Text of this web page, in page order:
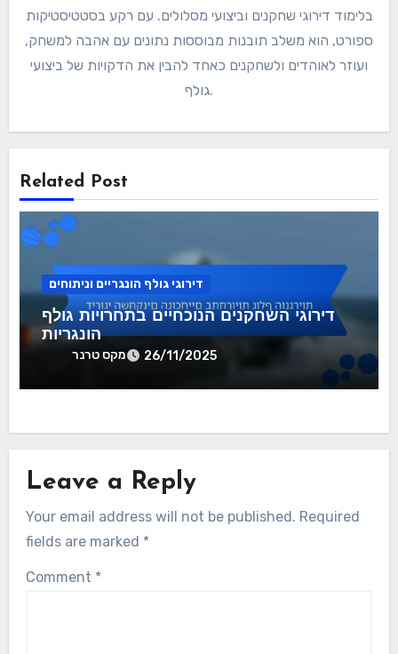
בלימוד דירוגי שחקנים וביצועי מסלולים. עם רקע בסטטיסטיקות
ספורט, הוא משלב תובנות מבוססות נתונים עם אהבה למשחק,
ועוזר לאוהדים ולשחקנים כאחד להבין את הדקויות של ביצועי
גולף.
Related Post
דירוגי גולף הונגריים וניתוחים
דירוגי השחקנים הנוכחיים בתחרויות גולף
הונגריות
מקס טרנר 26/11/2025
Leave a Reply
Your email address will not be published. Required
fields are marked *
Comment *